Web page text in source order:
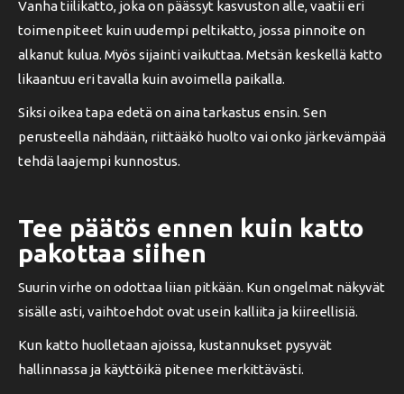
Vanha tiilikatto, joka on päässyt kasvuston alle, vaatii eri
toimenpiteet kuin uudempi peltikatto, jossa pinnoite on
alkanut kulua. Myös sijainti vaikuttaa. Metsän keskellä katto
likaantuu eri tavalla kuin avoimella paikalla.
Siksi oikea tapa edetä on aina tarkastus ensin. Sen
perusteella nähdään, riittääkö huolto vai onko järkevämpää
tehdä laajempi kunnostus.
Tee päätös ennen kuin katto
pakottaa siihen
Suurin virhe on odottaa liian pitkään. Kun ongelmat näkyvät
sisälle asti, vaihtoehdot ovat usein kalliita ja kiireellisiä.
Kun katto huolletaan ajoissa, kustannukset pysyvät
hallinnassa ja käyttöikä pitenee merkittävästi.